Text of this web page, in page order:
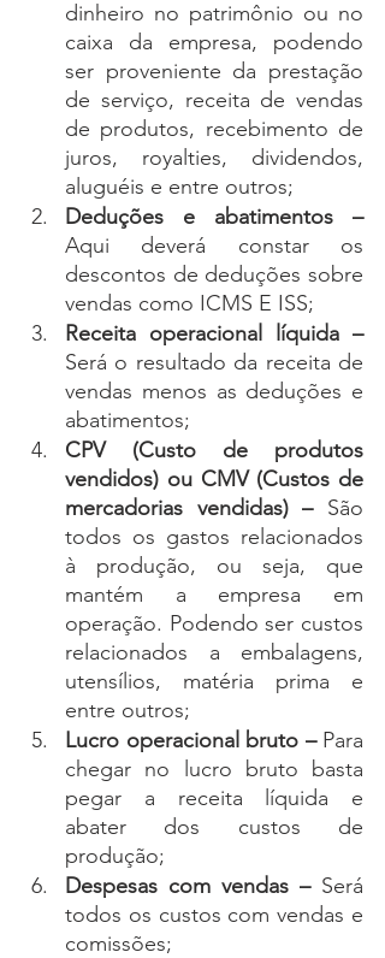
dinheiro no patrimônio ou no
caixa da empresa, podendo
ser proveniente da prestação
de serviço, receita de vendas
de produtos, recebimento de
juros, royalties, dividendos,
aluguéis e entre outros;
Deduções e abatimentos –
Aqui deverá constar os
descontos de deduções sobre
vendas como ICMS E ISS;
Receita operacional líquida –
Será o resultado da receita de
vendas menos as deduções e
abatimentos;
CPV (Custo de produtos
vendidos) ou CMV (Custos de
mercadorias vendidas) – São
todos os gastos relacionados
à produção, ou seja, que
mantém a empresa em
operação. Podendo ser custos
relacionados a embalagens,
utensílios, matéria prima e
entre outros;
Lucro operacional bruto – Para
chegar no lucro bruto basta
pegar a receita líquida e
abater dos custos de
produção;
Despesas com vendas – Será
todos os custos com vendas e
comissões;